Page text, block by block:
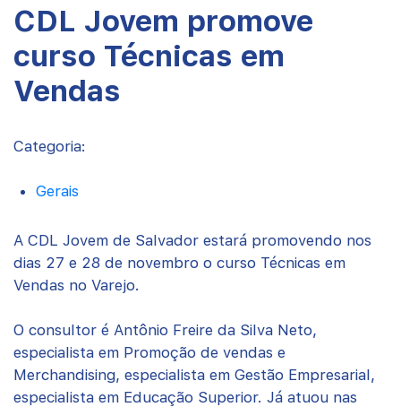
CDL Jovem promove
curso Técnicas em
Vendas
Categoria:
Gerais
A CDL Jovem de Salvador estará promovendo nos
dias 27 e 28 de novembro o curso Técnicas em
Vendas no Varejo.
O consultor é Antônio Freire da Silva Neto,
especialista em Promoção de vendas e
Merchandising, especialista em Gestão Empresarial,
especialista em Educação Superior. Já atuou nas